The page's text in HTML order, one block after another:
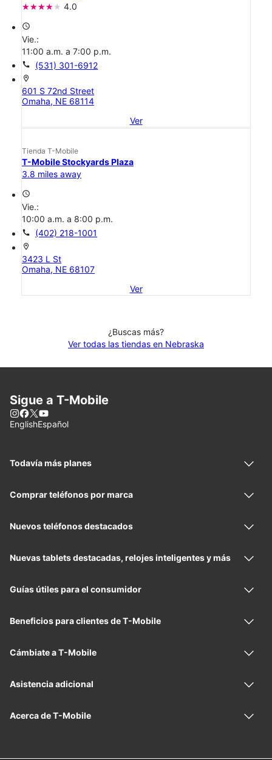
4.0
access_time
Vie.:
11:00 a.m. a 7:00 p.m.
call (531) 301-6912
location_on
601 S 72nd Street
Omaha, NE 68114
Ver
Tienda T-Mobile
T-Mobile Stockyards Plaza
3.8 miles away
access_time
Vie.:
10:00 a.m. a 8:00 p.m.
call (402) 218-1001
location_on
3423 L St
Omaha, NE 68107
Ver
¿Buscas más?
Ver todas las tiendas en Nebraska